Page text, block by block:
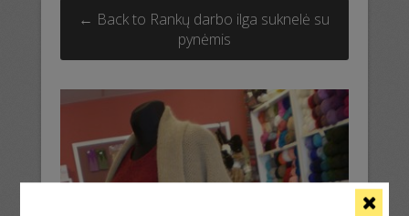
← Back to Rankų darbo ilga suknelė su
pynėmis